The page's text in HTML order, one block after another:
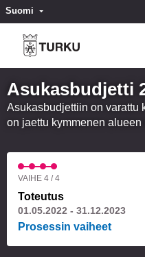
Suomi Valitse kieli
Asukasbudjetti
Asukasbudjettiin on varattu
on jaettu kymmenen alueen
VAIHE 4 / 4
Toteutus
01.05.2022 - 31.12.2023
Prosessin vaiheet